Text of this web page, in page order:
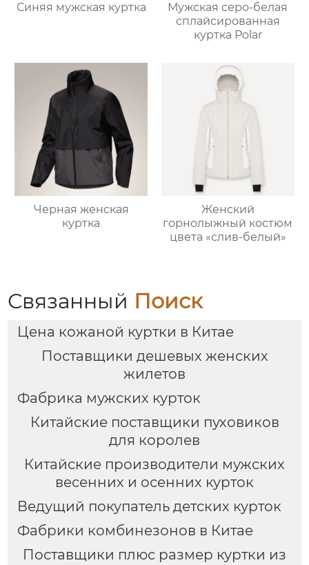
Синяя мужская куртка
Мужская серо-белая
сплайсированная
куртка Polar
Черная женская
куртка
Женский
горнолыжный костюм
цвета «слив-белый»
Связанный Поиск
Цена кожаной куртки в Китае
Поставщики дешевых женских
жилетов
Фабрика мужских курток
Китайские поставщики пуховиков
для королев
Китайские производители мужских
весенних и осенних курток
Ведущий покупатель детских курток
Фабрики комбинезонов в Китае
Поставщики плюс размер куртки из